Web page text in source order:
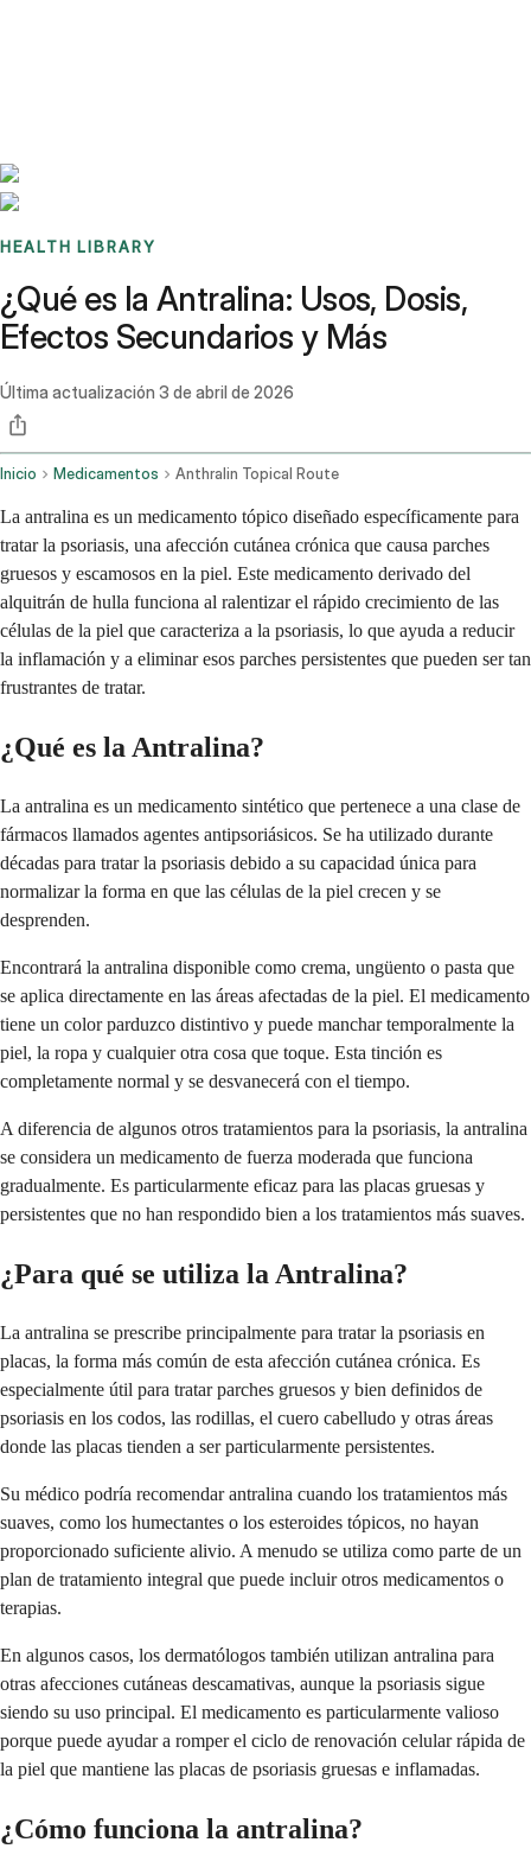
HEALTH LIBRARY
¿Qué es la Antralina: Usos, Dosis,
Efectos Secundarios y Más
Última actualización 3 de abril de 2026
Inicio Medicamentos Anthralin Topical Route
La antralina es un medicamento tópico diseñado específicamente para
tratar la psoriasis, una afección cutánea crónica que causa parches
gruesos y escamosos en la piel. Este medicamento derivado del
alquitrán de hulla funciona al ralentizar el rápido crecimiento de las
células de la piel que caracteriza a la psoriasis, lo que ayuda a reducir
la inflamación y a eliminar esos parches persistentes que pueden ser tan
frustrantes de tratar.
¿Qué es la Antralina?
La antralina es un medicamento sintético que pertenece a una clase de
fármacos llamados agentes antipsoriásicos. Se ha utilizado durante
décadas para tratar la psoriasis debido a su capacidad única para
normalizar la forma en que las células de la piel crecen y se
desprenden.
Encontrará la antralina disponible como crema, ungüento o pasta que
se aplica directamente en las áreas afectadas de la piel. El medicamento
tiene un color parduzco distintivo y puede manchar temporalmente la
piel, la ropa y cualquier otra cosa que toque. Esta tinción es
completamente normal y se desvanecerá con el tiempo.
A diferencia de algunos otros tratamientos para la psoriasis, la antralina
se considera un medicamento de fuerza moderada que funciona
gradualmente. Es particularmente eficaz para las placas gruesas y
persistentes que no han respondido bien a los tratamientos más suaves.
¿Para qué se utiliza la Antralina?
La antralina se prescribe principalmente para tratar la psoriasis en
placas, la forma más común de esta afección cutánea crónica. Es
especialmente útil para tratar parches gruesos y bien definidos de
psoriasis en los codos, las rodillas, el cuero cabelludo y otras áreas
donde las placas tienden a ser particularmente persistentes.
Su médico podría recomendar antralina cuando los tratamientos más
suaves, como los humectantes o los esteroides tópicos, no hayan
proporcionado suficiente alivio. A menudo se utiliza como parte de un
plan de tratamiento integral que puede incluir otros medicamentos o
terapias.
En algunos casos, los dermatólogos también utilizan antralina para
otras afecciones cutáneas descamativas, aunque la psoriasis sigue
siendo su uso principal. El medicamento es particularmente valioso
porque puede ayudar a romper el ciclo de renovación celular rápida de
la piel que mantiene las placas de psoriasis gruesas e inflamadas.
¿Cómo funciona la antralina?